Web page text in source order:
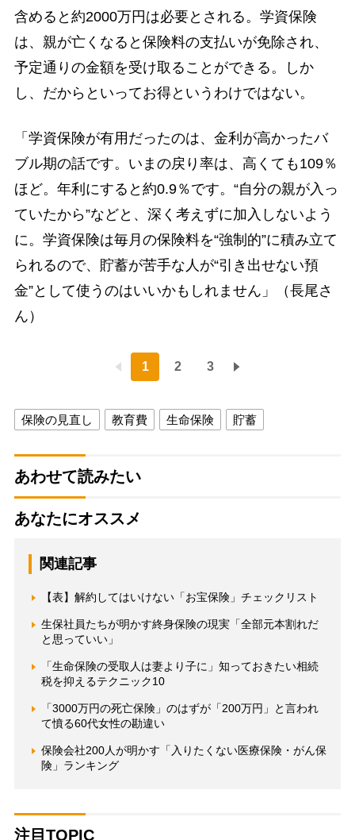
含めると約2000万円は必要とされる。学資保険
は、親が亡くなると保険料の支払いが免除され、
予定通りの金額を受け取ることができる。しか
し、だからといってお得というわけではない。
「学資保険が有用だったのは、金利が高かったバ
ブル期の話です。いまの戻り率は、高くても109％
ほど。年利にすると約0.9％です。“自分の親が入っ
ていたから”などと、深く考えずに加入しないよう
に。学資保険は毎月の保険料を“強制的”に積み立て
られるので、貯蓄が苦手な人が“引き出せない預
金”として使うのはいいかもしれません」（長尾さ
ん）
1 2 3
保険の見直し 教育費 生命保険 貯蓄
あわせて読みたい
あなたにオススメ
関連記事
【表】解約してはいけない「お宝保険」チェックリスト
生保社員たちが明かす終身保険の現実「全部元本割れだ
と思っていい」
「生命保険の受取人は妻より子に」知っておきたい相続
税を抑えるテクニック10
「3000万円の死亡保険」のはずが「200万円」と言われ
て憤る60代女性の勘違い
保険会社200人が明かす「入りたくない医療保険・がん保
険」ランキング
注目TOPIC